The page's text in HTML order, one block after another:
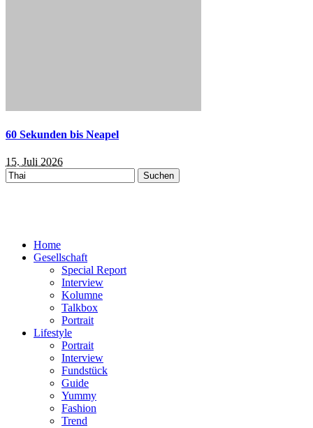
60 Sekunden bis Neapel
15. Juli 2026
Suchen
nach:
Home
Gesellschaft
Special Report
Interview
Kolumne
Talkbox
Portrait
Lifestyle
Portrait
Interview
Fundstück
Guide
Yummy
Fashion
Trend